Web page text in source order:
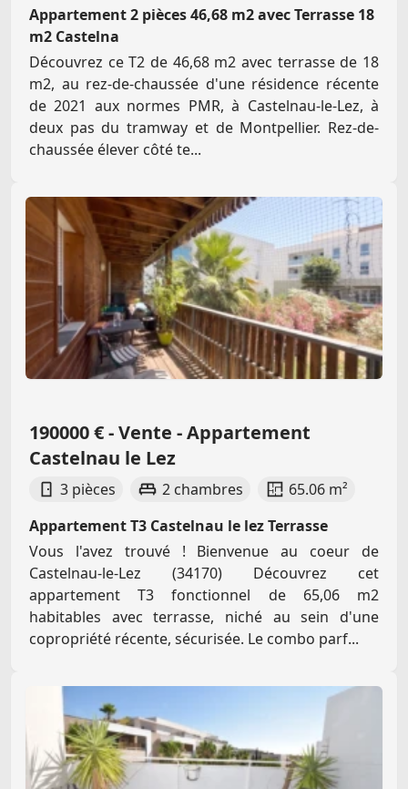
Appartement 2 pièces 46,68 m2 avec Terrasse 18
m2 Castelna
Découvrez ce T2 de 46,68 m2 avec terrasse de 18
m2, au rez-de-chaussée d'une résidence récente
de 2021 aux normes PMR, à Castelnau-le-Lez, à
deux pas du tramway et de Montpellier. Rez-de-
chaussée élever côté te...
190000 € - Vente - Appartement
Castelnau le Lez
3 pièces 2 chambres
65.06 m²
Appartement T3 Castelnau le lez Terrasse
Vous l'avez trouvé ! Bienvenue au coeur de
Castelnau-le-Lez (34170) Découvrez cet
appartement T3 fonctionnel de 65,06 m2
habitables avec terrasse, niché au sein d'une
copropriété récente, sécurisée. Le combo parf...